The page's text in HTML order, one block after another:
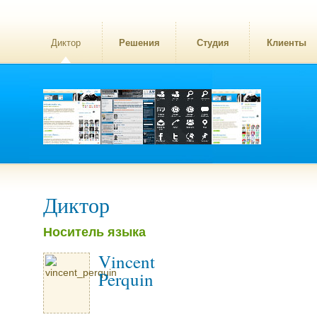
Диктор Решения Студия Клиенты
Диктор
Носитель языка
Vincent
Perquin